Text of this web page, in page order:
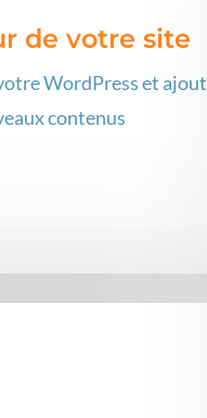
de votre site
WordPress et ajout
contenus